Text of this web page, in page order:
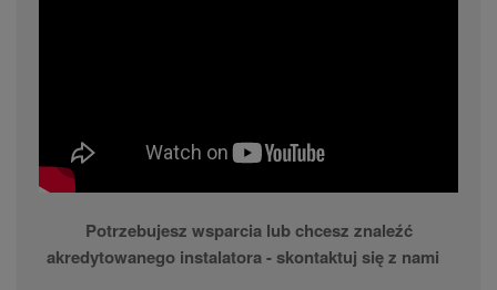
Potrzebujesz wsparcia lub chcesz znaleźć
akredytowanego instalatora - skontaktuj się z nami